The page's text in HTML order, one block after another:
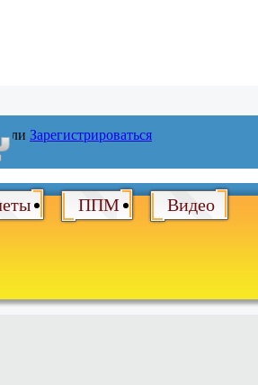
или Зарегистрироваться
ППМ Видео